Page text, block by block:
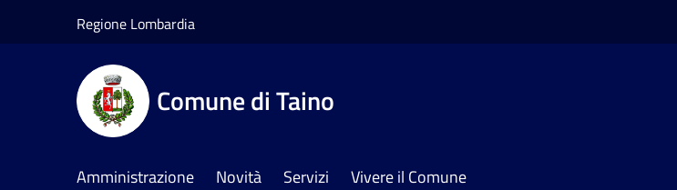
Regione Lombardia
Comune di Taino
Amministrazione Novità Servizi Vivere il Comune